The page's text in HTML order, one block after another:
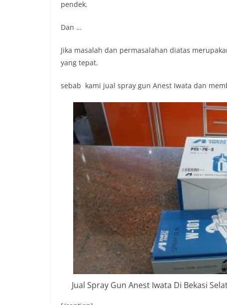
pendek.
Dan …
Jika masalah dan permasalahan diatas
yang tepat.
sebab kami jual spray gun Anest Iwata dan
Jual Spray Gun Anest Iwata Di Bekasi